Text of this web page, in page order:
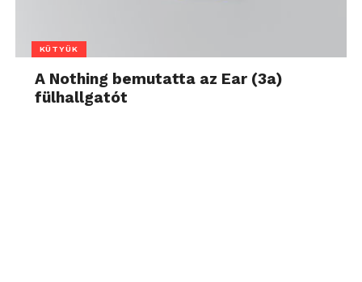
KÜTYÜK
A Nothing bemutatta az Ear (3a)
fülhallgatót